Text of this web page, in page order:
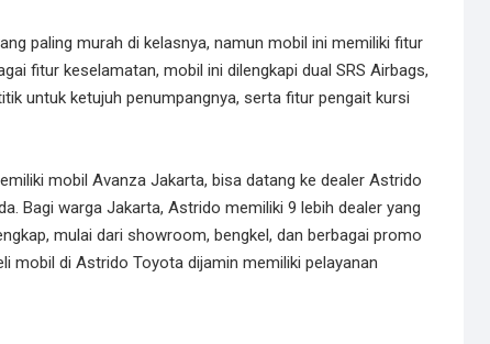
paling murah di kelasnya, namun mobil ini memiliki fitur
fitur keselamatan, mobil ini dilengkapi dual SRS Airbags,
untuk ketujuh penumpangnya, serta fitur pengait kursi
mobil Avanza Jakarta, bisa datang ke dealer Astrido
Bagi warga Jakarta, Astrido memiliki 9 lebih dealer yang
mulai dari showroom, bengkel, dan berbagai promo
mobil di Astrido Toyota dijamin memiliki pelayanan